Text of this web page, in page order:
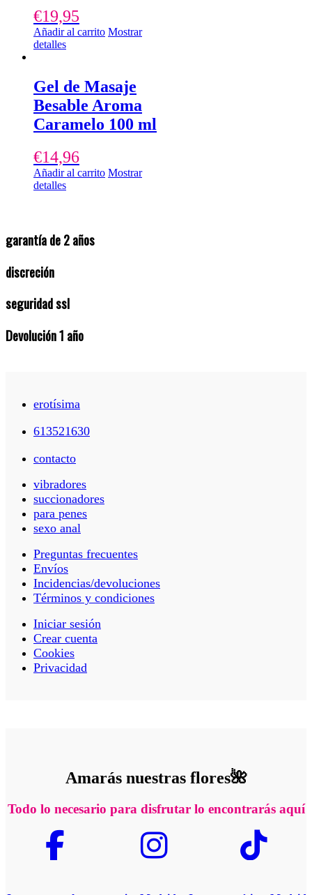
€19,95
Añadir al carrito Mostrar
detalles
Gel de Masaje
Besable Aroma
Caramelo 100 ml
€14,96
Añadir al carrito Mostrar
detalles
garantía de 2 años
discreción
seguridad ssl
Devolución 1 año
erotísima
613521630
contacto
vibradores
succionadores
para penes
sexo anal
Preguntas frecuentes
Envíos
Incidencias/devoluciones
Términos y condiciones
Iniciar sesión
Crear cuenta
Cookies
Privacidad
Amarás nuestras flores🌺
Todo lo necesario para disfrutar lo encontrarás aquí